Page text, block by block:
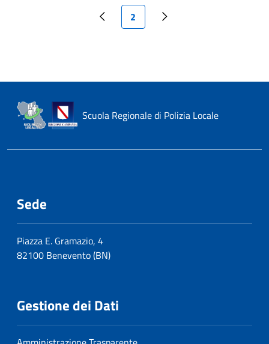
Pagina precedente
Pagina attuale
2 Pagina successiva
Scuola Regionale di Polizia Locale
Sede
Piazza E. Gramazio, 4
82100 Benevento (BN)
Gestione dei Dati